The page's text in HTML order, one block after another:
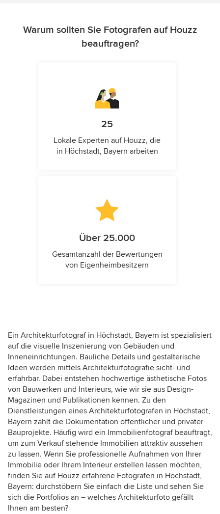
Warum sollten Sie Fotografen auf Houzz
beauftragen?
25
Lokale Experten auf Houzz, die
in Höchstadt, Bayern arbeiten
Über 25.000
Gesamtanzahl der Bewertungen
von Eigenheimbesitzern
Ein Architekturfotograf in Höchstadt, Bayern ist spezialisiert
auf die visuelle Inszenierung von Gebäuden und
Inneneinrichtungen. Bauliche Details und gestalterische
Ideen werden mittels Architekturfotografie sicht- und
erfahrbar. Dabei entstehen hochwertige ästhetische Fotos
von Bauwerken und Interieurs, wie wir sie aus Design-
Magazinen und Publikationen kennen. Zu den
Dienstleistungen eines Architekturfotografen in Höchstadt,
Bayern zählt die Dokumentation öffentlicher und privater
Bauprojekte. Häufig wird ein Immobilienfotograf beauftragt,
um zum Verkauf stehende Immobilien attraktiv aussehen
zu lassen. Wenn Sie professionelle Aufnahmen von Ihrer
Immobilie oder Ihrem Interieur erstellen lassen möchten,
finden Sie auf Houzz erfahrene Fotografen in Höchstadt,
Bayern: durchstöbern Sie einfach die Liste und sehen Sie
sich die Portfolios an – welches Architekturfoto gefällt
Ihnen am besten?